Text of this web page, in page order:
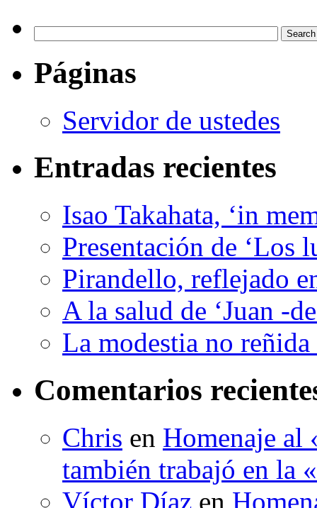
Páginas
Servidor de ustedes
Entradas recientes
Isao Takahata, ‘in
Presentación de ‘Los
Pirandello, reflejado
A la salud de ‘Juan -
La modestia no
Comentarios
Chris en Homenaje al
también trabajó en la
Víctor Díaz en